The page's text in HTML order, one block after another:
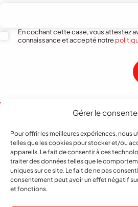
Gérer le
Pour offrir les meilleures expériences, nous
telles que les cookies pour stocker et/ou
appareils. Le fait de consentir à ces
traiter des données telles que le
uniques sur ce site. Le fait de ne pas
consentement peut avoir un effet négatif
et fonctions.
En cochant cette case, vous attestez
connaissance et accepté notre